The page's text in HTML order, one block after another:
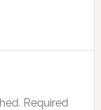
Required